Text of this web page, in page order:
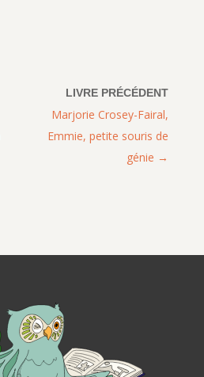
Marjorie Crosey-Fairal,
Emmie, petite souris de
génie